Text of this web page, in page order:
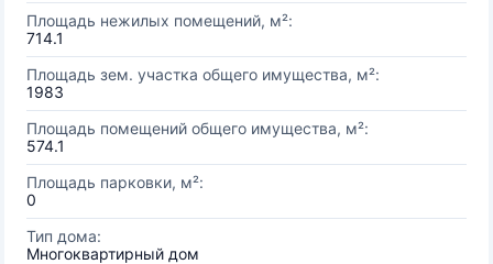
Площадь нежилых помещений, м²:
714.1
Площадь зем. участка общего имущества, м²:
1983
Площадь помещений общего имущества, м²:
574.1
Площадь парковки, м²:
0
Тип дома:
Многоквартирный дом